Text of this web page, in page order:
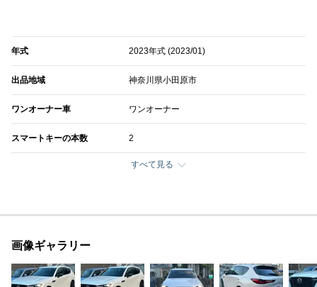
年式 2023年式 (2023/01)
出品地域 神奈川県小田原市
ワンオーナー車 ワンオーナー
スマートキーの本数 2
すべて見る
画像ギャラリー